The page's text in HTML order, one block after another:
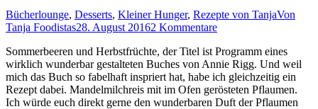
Bücherlounge, Desserts, Kleiner Hunger, Rezepte von TanjaVon
Tanja Foodistas28. August 20162 Kommentare
Som­mer­bee­ren und Herbst­früch­te, der Titel ist Pro­gramm eines
wirk­lich wun­der­bar gestal­te­ten Buches von Annie Rigg. Und weil
mich das Buch so fabel­haft ins­priert hat, habe ich gleich­zei­tig ein
Rezept dabei. Man­del­milch­reis mit im Ofen gerös­te­ten Pflau­men.
Ich wür­de euch direkt ger­ne den wun­der­ba­ren Duft der Pflau­men